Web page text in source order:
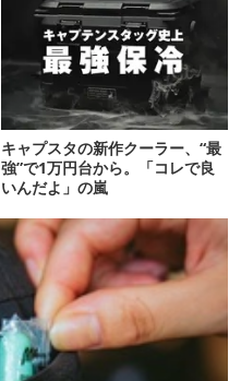
キャプスタの新作クーラー、“最
強”で1万円台から。「コレで良
いんだよ」の嵐